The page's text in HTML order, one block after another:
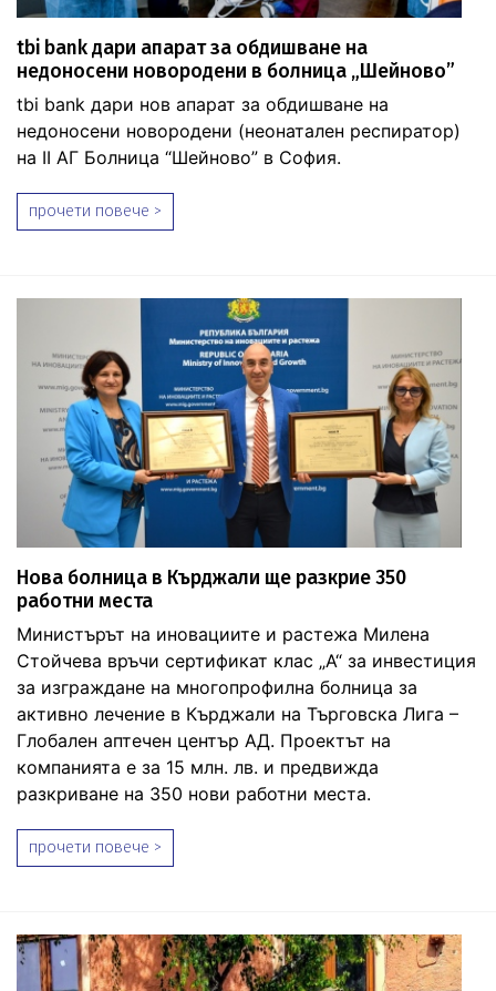
tbi bank дари апарат за обдишване на
недоносени новородени в болница „Шейново”
tbi bank дари нов апарат за обдишване на
недоносени новородени (неонатален респиратор)
на II АГ Болница “Шейново” в София.
прочети повече >
Нова болница в Кърджали ще разкрие 350
работни места
Министърът на иновациите и растежа Милена
Стойчева връчи сертификат клас „А“ за инвестиция
за изграждане на многопрофилна болница за
активно лечение в Кърджали на Търговска Лига –
Глобален аптечен център АД. Проектът на
компанията е за 15 млн. лв. и предвижда
разкриване на 350 нови работни места.
прочети повече >